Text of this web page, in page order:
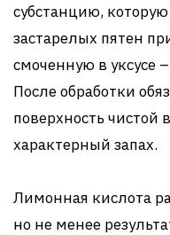
субстанцию,
застарелых пятен
смоченную в уксусе
После обработки
поверхность чистой
характерный запах.
Лимонная кислота
но не менее